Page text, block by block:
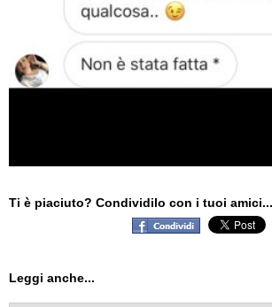
Ti è piaciuto? Condividilo con i tuoi amici...
Leggi anche...